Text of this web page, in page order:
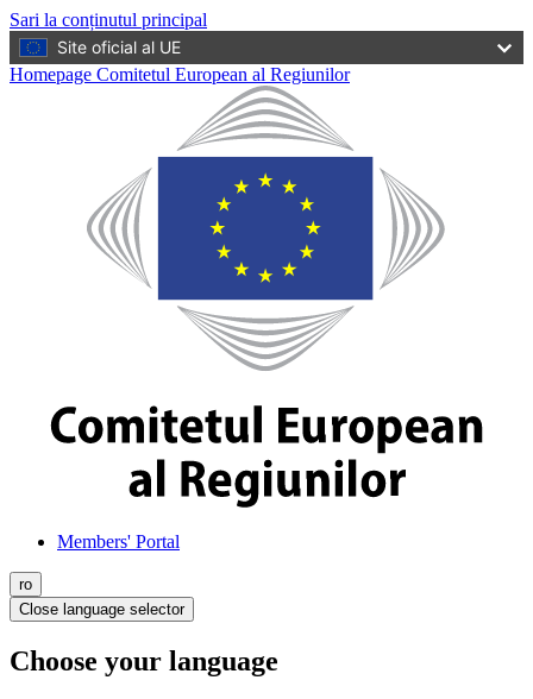
Sari la conținutul principal
Site oficial al UE
Homepage Comitetul European al Regiunilor
Members' Portal
ro
Close language selector
Choose your language